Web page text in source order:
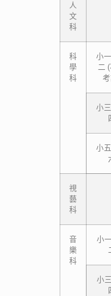
人
文
科
科
學
科
小
二
小
小
視
藝
科
音
樂
科
小
小